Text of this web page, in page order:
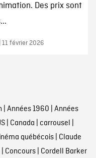
Des prix sont
février 2026
| Années 1960 | Années
| Canada | carrousel |
québécois| Claude
| Concours| Cordell Barker